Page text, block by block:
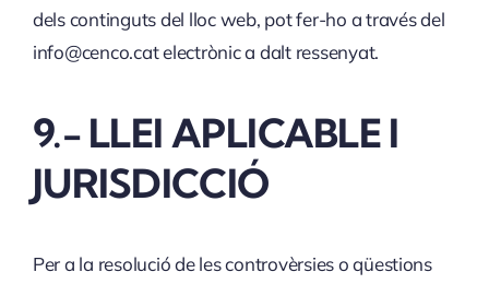
dels continguts del lloc web, pot fer-ho a través del
info@cenco.cat electrònic a dalt ressenyat.
9.- LLEI APLICABLE I
JURISDICCIÓ
Per a la resolució de les controvèrsies o qüestions